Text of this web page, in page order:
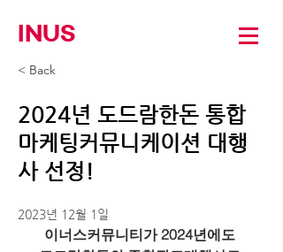
INUS
< Back
2024년 도드람한돈 통합
마케팅커뮤니케이션 대행
사 선정!
2023년 12월 1일
이너스커뮤니티가 2024년에도